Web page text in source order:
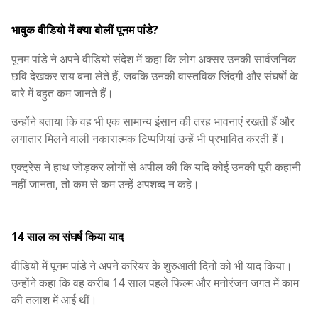
भावुक वीडियो में क्या बोलीं पूनम पांडे?
पूनम पांडे ने अपने वीडियो संदेश में कहा कि लोग अक्सर उनकी सार्वजनिक
छवि देखकर राय बना लेते हैं, जबकि उनकी वास्तविक जिंदगी और संघर्षों के
बारे में बहुत कम जानते हैं।
उन्होंने बताया कि वह भी एक सामान्य इंसान की तरह भावनाएं रखती हैं और
लगातार मिलने वाली नकारात्मक टिप्पणियां उन्हें भी प्रभावित करती हैं।
एक्ट्रेस ने हाथ जोड़कर लोगों से अपील की कि यदि कोई उनकी पूरी कहानी
नहीं जानता, तो कम से कम उन्हें अपशब्द न कहे।
14 साल का संघर्ष किया याद
वीडियो में पूनम पांडे ने अपने करियर के शुरुआती दिनों को भी याद किया।
उन्होंने कहा कि वह करीब 14 साल पहले फिल्म और मनोरंजन जगत में काम
की तलाश में आई थीं।